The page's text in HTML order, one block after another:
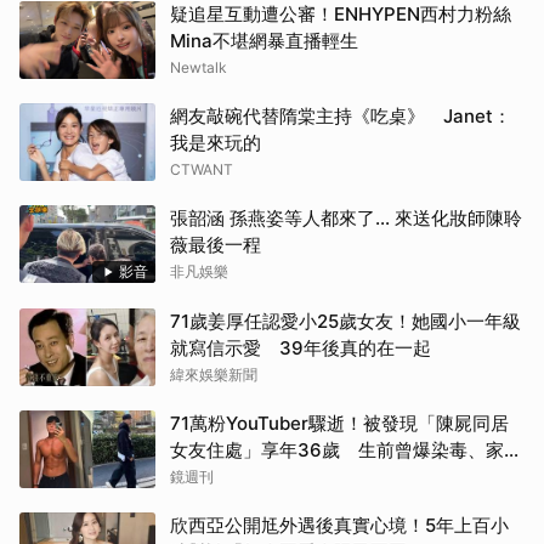
疑追星互動遭公審！ENHYPEN西村力粉絲
Mina不堪網暴直播輕生
Newtalk
網友敲碗代替隋棠主持《吃桌》 Janet：
我是來玩的
CTWANT
影音
張韶涵 孫燕姿等人都來了... 來送化妝師陳聆
薇最後一程
非凡娛樂
71歲姜厚任認愛小25歲女友！她國小一年級
就寫信示愛 39年後真的在一起
緯來娛樂新聞
71萬粉YouTuber驟逝！被發現「陳屍同居
女友住處」享年36歲 生前曾爆染毒、家暴
前妻
鏡週刊
欣西亞公開尪外遇後真實心境！5年上百小